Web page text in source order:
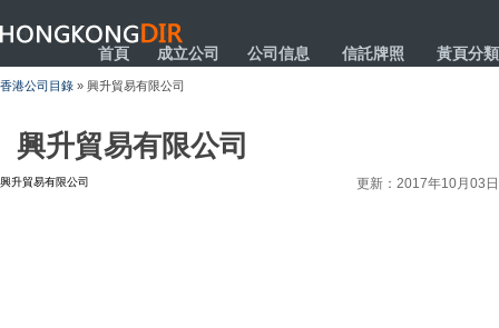
HONGKONGDIR
首頁 成立公司 公司信息 信託牌照 黃頁分類
香港公司目錄 » 興升貿易有限公司
興升貿易有限公司
興升貿易有限公司 更新：2017年10月03日